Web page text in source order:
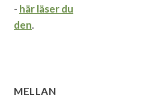
- här läser du
den.
MELLAN